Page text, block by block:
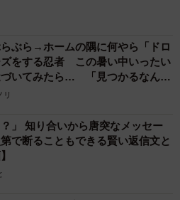
予定なし」が約半数 新幹線・高
に
を亜脱臼 「奥さん、専業主婦な
後輩から一言 母は泣きながら対
た 何年もたった今もたまに思い